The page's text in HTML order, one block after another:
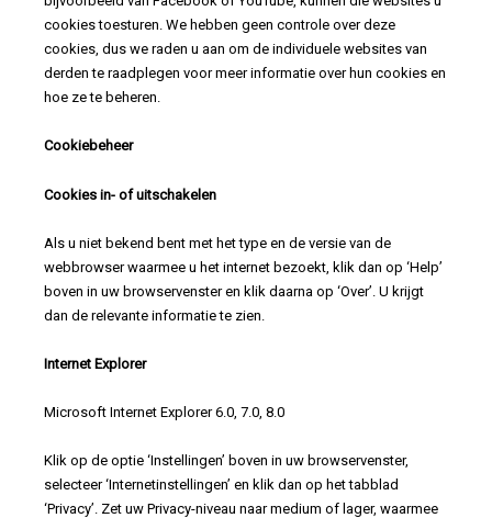
cookies toesturen. We hebben geen controle over deze
cookies, dus we raden u aan om de individuele websites van
derden te raadplegen voor meer informatie over hun cookies en
hoe ze te beheren.
Cookiebeheer
Cookies in- of uitschakelen
Als u niet bekend bent met het type en de versie van de
webbrowser waarmee u het internet bezoekt, klik dan op ‘Help’
boven in uw browservenster en klik daarna op ‘Over’. U krijgt
dan de relevante informatie te zien.
Internet Explorer
Microsoft Internet Explorer 6.0, 7.0, 8.0
Klik op de optie ‘Instellingen’ boven in uw browservenster,
selecteer ‘Internetinstellingen’ en klik dan op het tabblad
‘Privacy’. Zet uw Privacy-niveau naar medium of lager, waarmee